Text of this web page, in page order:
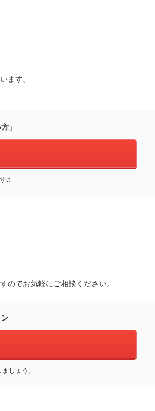
ます。
」
♫
のでお気軽にご相談ください。
しょう。